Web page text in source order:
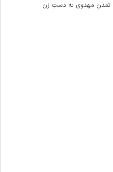
تمدنِ مهدوی به دستِ زن